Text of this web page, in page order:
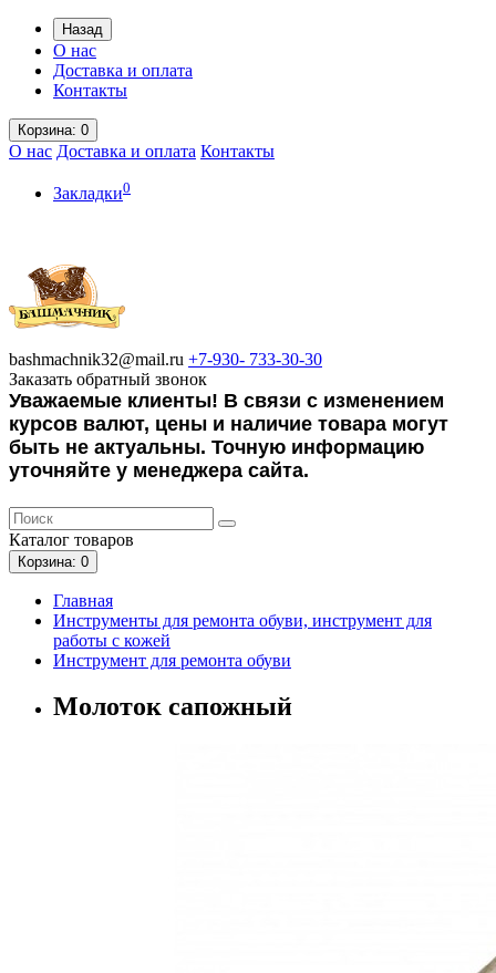
Назад
О нас
Доставка и оплата
Контакты
Корзина: 0
О нас Доставка и оплата Контакты
Закладки0
bashmachnik32@mail.ru +7-930- 733-30-30
Заказать обратный звонок
Уважаемые клиенты! В связи с изменением
курсов валют, цены и наличие товара могут
быть не актуальны. Точную информацию
уточняйте у менеджера сайта.
Каталог товаров
Корзина: 0
Главная
Инструменты для ремонта обуви, инструмент для
работы с кожей
Инструмент для ремонта обуви
Молоток сапожный